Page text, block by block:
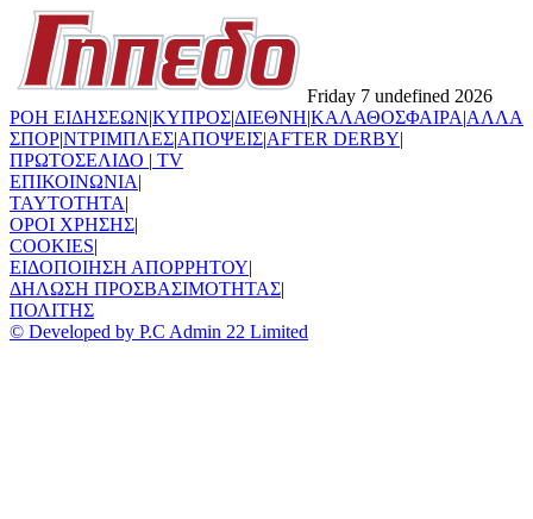
Friday 7 undefined 2026
ΡΟΗ ΕΙΔΗΣΕΩΝ|ΚΥΠΡΟΣ|ΔΙΕΘΝΗ|ΚΑΛΑΘΟΣΦΑΙΡΑ|ΑΛΛΑ
ΣΠΟΡ|ΝΤΡΙΜΠΛΕΣ|ΑΠΟΨΕΙΣ|AFTER DERBY|
ΠΡΩΤΟΣΕΛΙΔΟ | TV
ΕΠΙΚΟΙΝΩΝΙΑ|
TAYTOTHTA|
ΟΡΟΙ ΧΡΗΣΗΣ|
COOKIES|
ΕΙΔΟΠΟΙΗΣΗ ΑΠΟΡΡΗΤΟΥ|
ΔΗΛΩΣΗ ΠΡΟΣΒΑΣΙΜΟΤΗΤΑΣ|
ΠΟΛΙΤΗΣ
© Developed by P.C Admin 22 Limited